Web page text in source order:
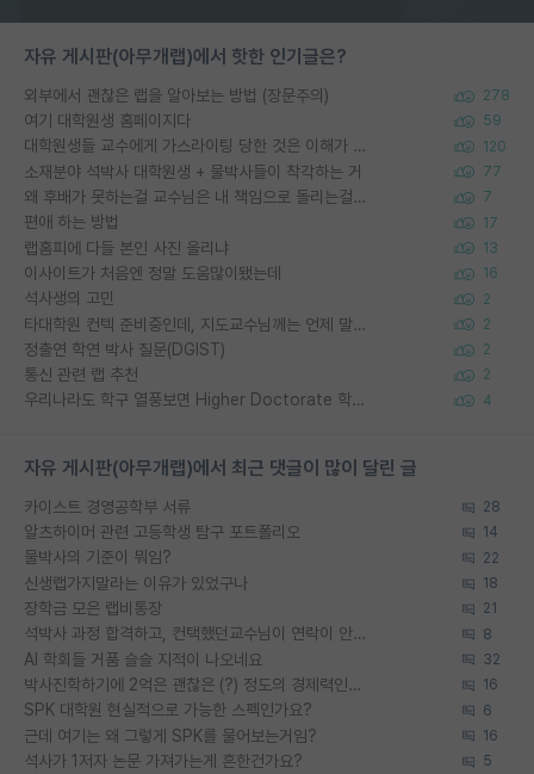
자유 게시판(아무개랩)에서 핫한 인기글은?
외부에서 괜찮은 랩을 알아보는 방법 (장문주의) 278
여기 대학원생 홈페이지다 59
대학원생들 교수에게 가스라이팅 당한 것은 이해가 갑니다. 안타깝네요. 120
소재분야 석박사 대학원생 + 물박사들이 착각하는 거 77
왜 후배가 못하는걸 교수님은 내 책임으로 돌리는걸까요? 7
편애 하는 방법 17
랩홈피에 다들 본인 사진 올리냐 13
이사이트가 처음엔 정말 도움많이됐는데 16
석사생의 고민 2
타대학원 컨텍 준비중인데, 지도교수님께는 언제 말씀드려야 할까요? 2
정출연 학연 박사 질문(DGIST) 2
통신 관련 랩 추천 2
우리나라도 학구 열풍보면 Higher Doctorate 학위가 필요하다고 봅니다. 4
자유 게시판(아무개랩)에서 최근 댓글이 많이 달린 글
카이스트 경영공학부 서류 28
알츠하이머 관련 고등학생 탐구 포트폴리오 14
물박사의 기준이 뭐임? 22
신생랩가지말라는 이유가 있었구나 18
장학금 모은 랩비통장 21
석박사 과정 합격하고, 컨택했던교수님이 연락이 안됩니다... 8
AI 학회들 거품 슬슬 지적이 나오네요 32
박사진학하기에 2억은 괜찮은 (?) 정도의 경제력인가요 16
SPK 대학원 현실적으로 가능한 스펙인가요? 6
근데 여기는 왜 그렇게 SPK를 물어보는거임? 16
석사가 1저자 논문 가져가는게 흔한건가요? 5